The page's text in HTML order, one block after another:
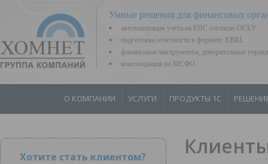
Умные решения для финансовых
автоматизация учёта на ЕПС согласно ОСБУ
подготовка отчётности в формате XBRL
финансовые инструменты, доверительное
консолидация по МСФО
О КОМПАНИИ УСЛУГИ ПРОДУКТЫ 1С
Хотите стать клиентом?